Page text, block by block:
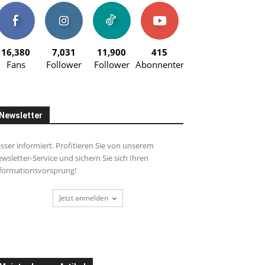
16,380
Fans
7,031
Follower
11,900
Follower
415
Abonnenten
Newsletter
informiert. Profitieren Sie von unserem
Service und sichern Sie sich Ihren
Jetzt anmelden